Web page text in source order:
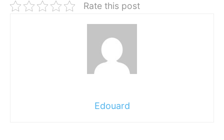
Rate this post
Edouard